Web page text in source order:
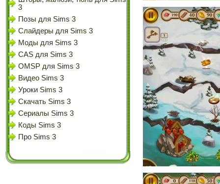
3
Позы для Sims 3
Слайдеры для Sims 3
Моды для Sims 3
CAS для Sims 3
OMSP для Sims 3
Видео Sims 3
Уроки Sims 3
Скачать Sims 3
Сериалы Sims 3
Коды Sims 3
Про Sims 3